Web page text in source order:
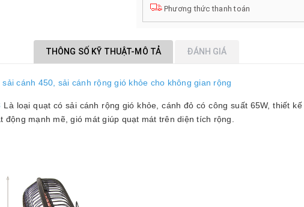
Phương thức thanh toán
THÔNG SỐ KỸ THUẬT-MÔ TẢ ĐÁNH GIÁ
cánh 450, sải cánh rộng gió khỏe cho không gian rộng
Là loại quạt có sải cánh rộng gió khỏe, cánh đỏ có công suất 65W, thiết
mạnh mẽ, gió mát giúp quạt mát trên diện tích rộng.